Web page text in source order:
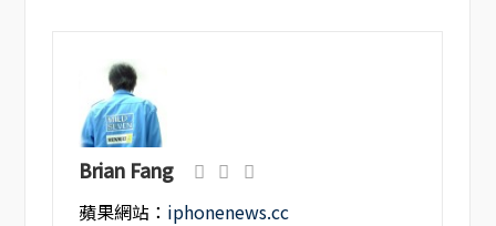
Brian Fang
蘋果網站： iphonenews.cc